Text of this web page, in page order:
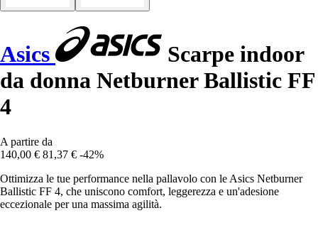
Asics
Scarpe indoor
da donna Netburner Ballistic FF
4
A partire da
140,00 € 81,37 € -42%
Ottimizza le tue performance nella pallavolo con le Asics Netburner
Ballistic FF 4, che uniscono comfort, leggerezza e un'adesione
eccezionale per una massima agilità.